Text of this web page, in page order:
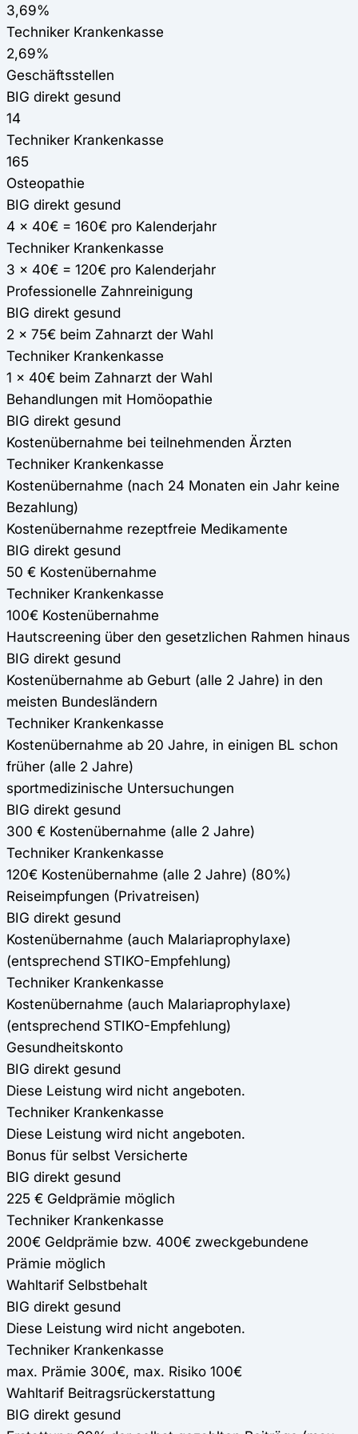
3,69%
Techniker Krankenkasse
2,69%
Geschäftsstellen
BIG direkt gesund
14
Techniker Krankenkasse
165
Osteopathie
BIG direkt gesund
4 x 40€ = 160€ pro Kalenderjahr
Techniker Krankenkasse
3 x 40€ = 120€ pro Kalenderjahr
Professionelle Zahnreinigung
BIG direkt gesund
2 x 75€ beim Zahnarzt der Wahl
Techniker Krankenkasse
1 x 40€ beim Zahnarzt der Wahl
Behandlungen mit Homöopathie
BIG direkt gesund
Kostenübernahme bei teilnehmenden Ärzten
Techniker Krankenkasse
Kostenübernahme (nach 24 Monaten ein Jahr keine
Bezahlung)
Kostenübernahme rezeptfreie Medikamente
BIG direkt gesund
50 € Kostenübernahme
Techniker Krankenkasse
100€ Kostenübernahme
Hautscreening über den gesetzlichen Rahmen hinaus
BIG direkt gesund
Kostenübernahme ab Geburt (alle 2 Jahre) in den
meisten Bundesländern
Techniker Krankenkasse
Kostenübernahme ab 20 Jahre, in einigen BL schon
früher (alle 2 Jahre)
sportmedizinische Untersuchungen
BIG direkt gesund
300 € Kostenübernahme (alle 2 Jahre)
Techniker Krankenkasse
120€ Kostenübernahme (alle 2 Jahre) (80%)
Reiseimpfungen (Privatreisen)
BIG direkt gesund
Kostenübernahme (auch Malariaprophylaxe)
(entsprechend STIKO-Empfehlung)
Techniker Krankenkasse
Kostenübernahme (auch Malariaprophylaxe)
(entsprechend STIKO-Empfehlung)
Gesundheitskonto
BIG direkt gesund
Diese Leistung wird nicht angeboten.
Techniker Krankenkasse
Diese Leistung wird nicht angeboten.
Bonus für selbst Versicherte
BIG direkt gesund
225 € Geldprämie möglich
Techniker Krankenkasse
200€ Geldprämie bzw. 400€ zweckgebundene
Prämie möglich
Wahltarif Selbstbehalt
BIG direkt gesund
Diese Leistung wird nicht angeboten.
Techniker Krankenkasse
max. Prämie 300€, max. Risiko 100€
Wahltarif Beitragsrückerstattung
BIG direkt gesund